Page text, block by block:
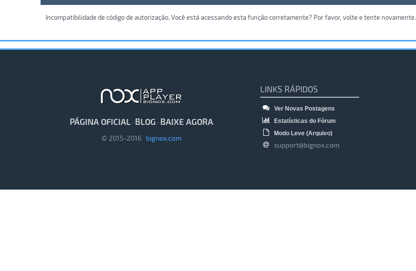
Incompatibilidade de código de autorização. Você está acessando esta função corretamente? Por favor, volte e tente novamente.
PÁGINA OFICIAL · BLOG · BAIXE AGORA
© 2015-2016 bignox.com
LINKS RÁPIDOS
Ver Novas Postagens
Estatísticas do Fórum
Modo Leve (Arquivo)
support@bignox.com